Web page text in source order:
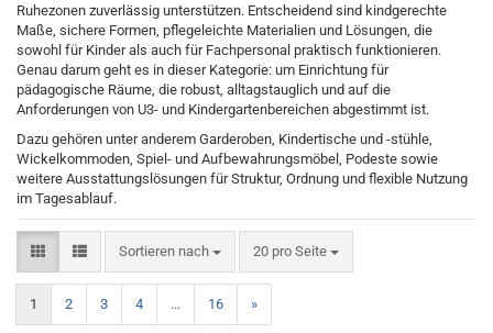
Ruhezonen zuverlässig unterstützen. Entscheidend sind kindgerechte
Maße, sichere Formen, pflegeleichte Materialien und Lösungen, die
sowohl für Kinder als auch für Fachpersonal praktisch funktionieren.
Genau darum geht es in dieser Kategorie: um Einrichtung für
pädagogische Räume, die robust, alltagstauglich und auf die
Anforderungen von U3- und Kindergartenbereichen abgestimmt ist.
Dazu gehören unter anderem Garderoben, Kindertische und -stühle,
Wickelkommoden, Spiel- und Aufbewahrungsmöbel, Podeste sowie
weitere Ausstattungslösungen für Struktur, Ordnung und flexible Nutzung
im Tagesablauf.
Sortieren nach
Sortieren nach 20 pro Seite
pro Seite
1 2 3 4 ... 16 »